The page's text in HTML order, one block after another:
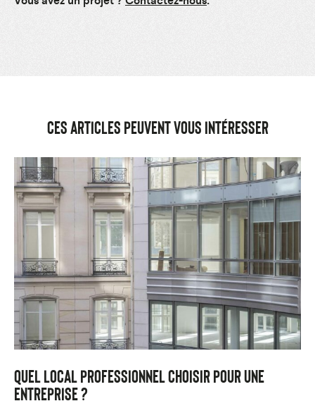
CES ARTICLES PEUVENT VOUS INTÉRESSER
QUEL LOCAL PROFESSIONNEL CHOISIR POUR UNE
ENTREPRISE ?